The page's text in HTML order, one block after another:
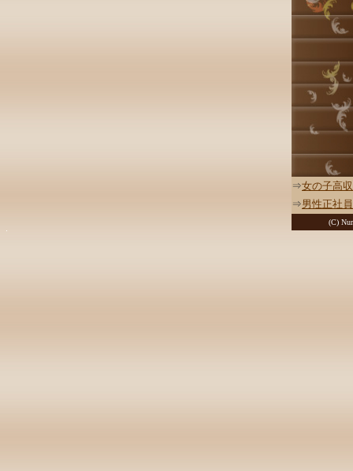
⇒女の子高
⇒男性正社
(C)